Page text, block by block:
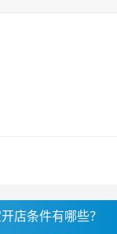
店条件有哪些？‌